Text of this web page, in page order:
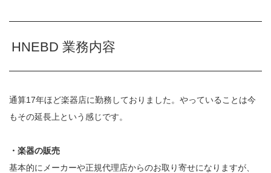
HNEBD 業務内容
通算17年ほど楽器店に勤務しておりました。やっていることは今
もその延長上という感じです。
・楽器の販売
基本的にメーカーや正規代理店からのお取り寄せになりますが、